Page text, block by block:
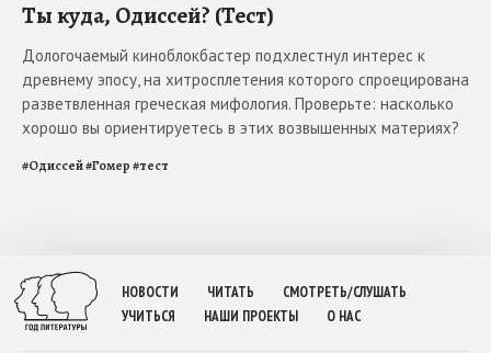
Ты куда, Одиссей? (Тест)
Дологочаемый киноблокбастер подхлестнул интерес к
древнему эпосу, на хитросплетения которого спроецирована
разветвленная греческая мифология. Проверьте: насколько
хорошо вы ориентируетесь в этих возвышенных материях?
#Одиссей#Гомер#тест
НОВОСТИ ЧИТАТЬ
СМОТРЕТЬ/СЛУШАТЬ
УЧИТЬСЯ
НАШИ ПРОЕКТЫ О НАС